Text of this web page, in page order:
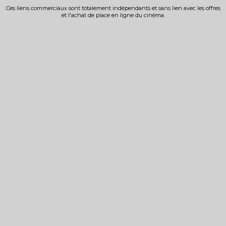
Ces liens commerciaux sont totalement indépendants et sans lien avec les offres
et l'achat de place en ligne du cinéma.